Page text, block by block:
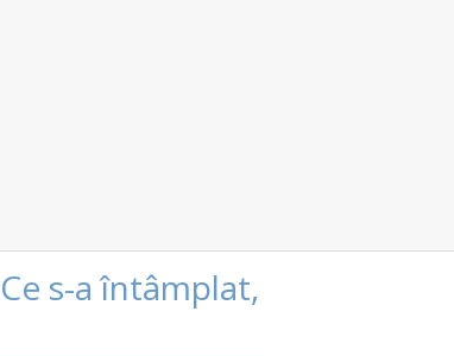
s-a întâmplat,